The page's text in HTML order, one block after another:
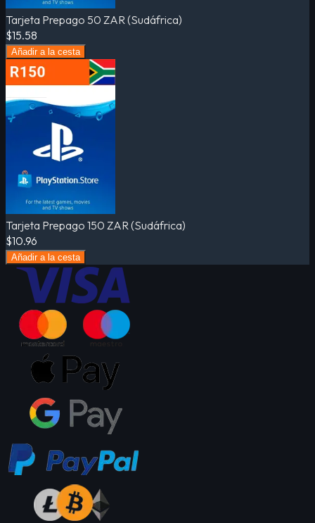
Tarjeta Prepago 50 ZAR (Sudáfrica)
$15.58
Añadir a la cesta
Tarjeta Prepago 150 ZAR (Sudáfrica)
$10.96
Añadir a la cesta